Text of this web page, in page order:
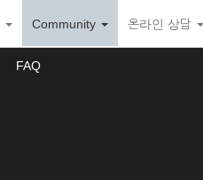
Community 온라인 상담
FAQ